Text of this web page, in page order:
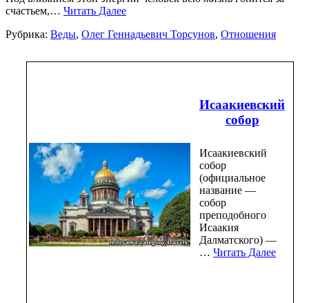
счастьем,… Читать Далее
Рубрика: Веды, Олег Геннадьевич Торсунов, Отношения
Исаакиевский
собор
Исаакиевский
собор
(официальное
название —
собор
преподобного
Исаакия
Далматского) —
… Читать Далее